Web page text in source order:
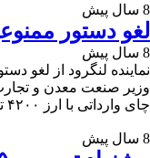
8 سال پیش
لغو دستور
8 سال پیش
نماینده لنگرود از لغو
وزیر صنعت معدن و
چای وارداتی با ارز ۴۲۰۰ تومانی ممنوع است.
8 سال پیش